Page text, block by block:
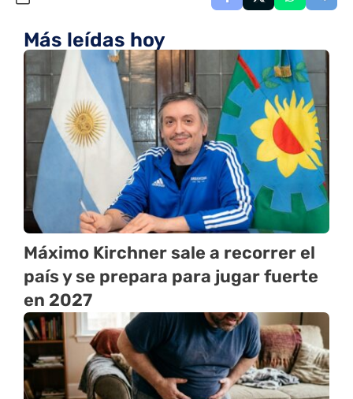
Más leídas hoy
Máximo Kirchner sale a recorrer el
país y se prepara para jugar fuerte
en 2027